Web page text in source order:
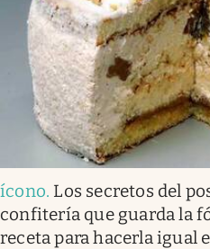
ícono. Los secretos del
confitería que guarda la
receta para hacerla igual